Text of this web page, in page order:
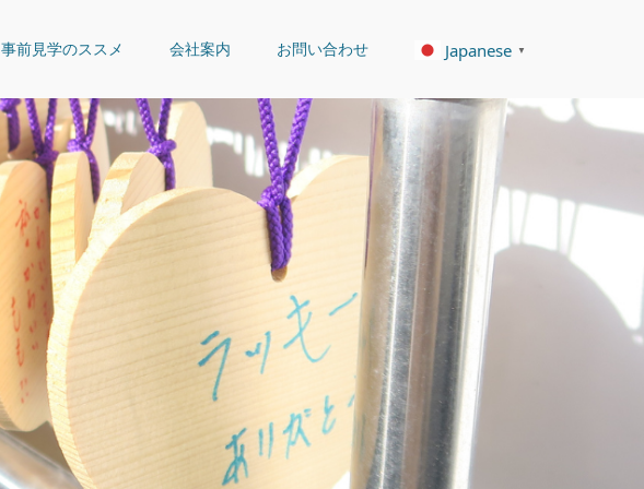
事前見学のススメ 会社案内 お問い合わせ Japanese ▼